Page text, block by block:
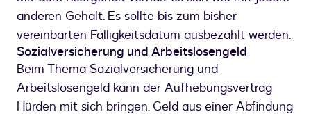
anderen Gehalt. Es sollte bis zum bisher
vereinbarten Fälligkeitsdatum ausbezahlt werden.
Sozialversicherung und Arbeitslosengeld
Beim Thema Sozialversicherung und
Arbeitslosengeld kann der Aufhebungsvertrag
Hürden mit sich bringen. Geld aus einer Abfindung